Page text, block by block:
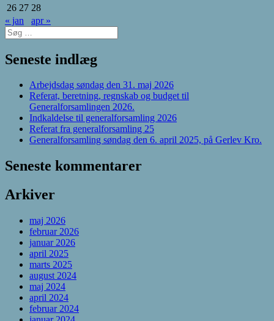
26 27 28
« jan
apr »
Søg
efter:
Seneste indlæg
Arbejdsdag søndag den 31. maj 2026
Referat, beretning, regnskab og budget til
Generalforsamlingen 2026.
Indkaldelse til generalforsamling 2026
Referat fra generalforsamling 25
Generalforsamling søndag den 6. april 2025, på Gerlev Kro.
Seneste kommentarer
Arkiver
maj 2026
februar 2026
januar 2026
april 2025
marts 2025
august 2024
maj 2024
april 2024
februar 2024